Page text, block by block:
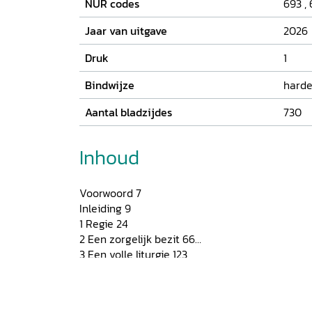
Jaar van uitgave
2026
Druk
1
Bindwijze
Aantal bladzijdes
730
Inhoud
Voorwoord 7
Inleiding 9
1 Regie 24
2 Een zorgelijk bezit 66
3 Een volle liturgie 123